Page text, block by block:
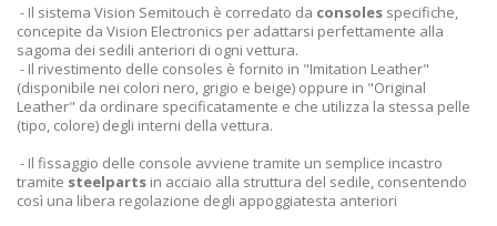
- Il sistema Vision Semitouch è corredato da consoles specifiche,
concepite da Vision Electronics per adattarsi perfettamente alla
sagoma dei sedili anteriori di ogni vettura.
- Il rivestimento delle consoles è fornito in "Imitation Leather"
(disponibile nei colori nero, grigio e beige) oppure in "Original
Leather" da ordinare specificatamente e che utilizza la stessa pelle
(tipo, colore) degli interni della vettura.
- Il fissaggio delle console avviene tramite un semplice incastro
tramite steelparts in acciaio alla struttura del sedile, consentendo
così una libera regolazione degli appoggiatesta anteriori